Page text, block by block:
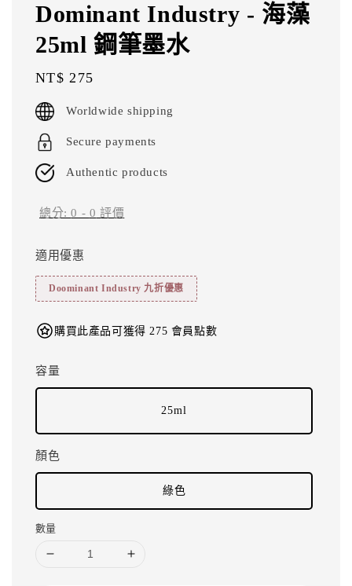
Dominant Industry - 海藻
25ml 鋼筆墨水
Regular
price
NT$ 275
Worldwide shipping
Secure payments
Authentic products
總分:0 - 0 評價
適用優惠
Doominant Industry 九折優惠
購買此產品可獲得 275 會員點數
容量
25ml
顏色
綠色
數量